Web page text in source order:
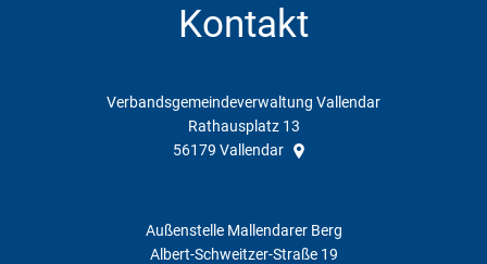
Kontakt
Verbandsgemeindeverwaltung Vallendar
Rathausplatz 13
56179 Vallendar
Außenstelle Mallendarer Berg
Albert-Schweitzer-Straße 19